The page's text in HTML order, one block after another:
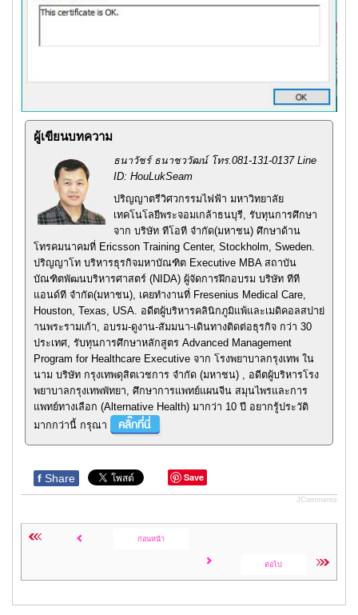
ผู้เขียนบทความ
ธนาวัชร์ ธนาชววัฒน์ โทร.081-131-0137 Line
ID: HouLukSeam
ปริญญาตรีวิศวกรรมไฟฟ้า มหาวิทยาลัย
เทคโนโลยีพระจอมเกล้าธนบุรี, รับทุนการศึกษา
จาก บริษัท ทีโอที จำกัด(มหาชน) ศึกษาด้าน
โทรคมนาคมที่ Ericsson Training Center, Stockholm, Sweden.
ปริญญาโท บริหารธุรกิจมหาบัณฑิต Executive MBA สถาบัน
บัณฑิตพัฒนบริหารศาสตร์ (NIDA) ผู้จัดการฝึกอบรม บริษัท ทีที
แอนด์ที จำกัด(มหาชน), เคยทำงานที่ Fresenius Medical Care,
Houston, Texas, USA. อดีตผู้บริหารคลินิกภูมิแพ้และเมดิคอลสปาย่
านพระรามเก้า, อบรม-ดูงาน-สัมมนา-เดินทางติดต่อธุรกิจ กว่า 30
ประเทศ, รับทุนการศึกษาหลักสูตร Advanced Management
Program for Healthcare Executive จาก โรงพยาบาลกรุงเทพ ใน
นาม บริษัท กรุงเทพดุสิตเวชการ จำกัด (มหาชน) , อดีตผู้บริหารโรง
พยาบาลกรุงเทพพัทยา, ศึกษาการแพทย์แผนจีน สมุนไพรและการ
แพทย์ทางเลือก (Alternative Health) มากว่า 10 ปี อยากรู้ประวัติ
มากกว่านี้ กรุณา
f Share Save
JComments
ก่อนหน้า
ต่อไป